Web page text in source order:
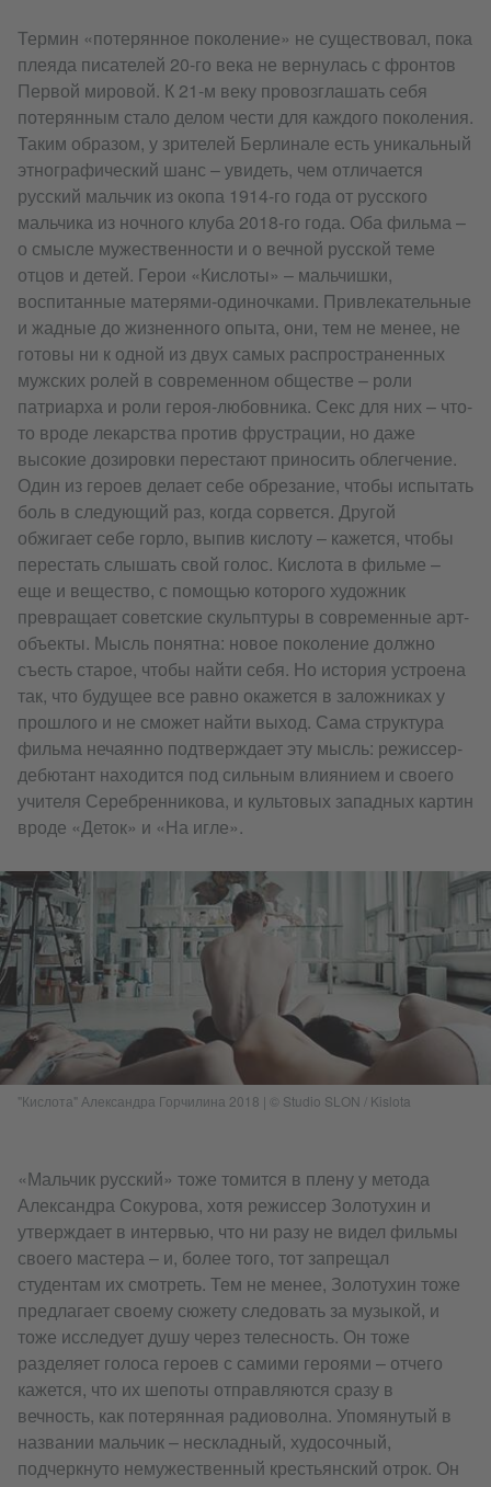
Термин «потерянное поколение» не существовал, пока
плеяда писателей 20-го века не вернулась с фронтов
Первой мировой. К 21-м веку провозглашать себя
потерянным стало делом чести для каждого поколения.
Таким образом, у зрителей Берлинале есть уникальный
этнографический шанс – увидеть, чем отличается
русский мальчик из окопа 1914-го года от русского
мальчика из ночного клуба 2018-го года. Оба фильма –
о смысле мужественности и о вечной русской теме
отцов и детей. Герои «Кислоты» – мальчишки,
воспитанные матерями-одиночками. Привлекательные
и жадные до жизненного опыта, они, тем не менее, не
готовы ни к одной из двух самых распространенных
мужских ролей в современном обществе – роли
патриарха и роли героя-любовника. Секс для них – что-
то вроде лекарства против фрустрации, но даже
высокие дозировки перестают приносить облегчение.
Один из героев делает себе обрезание, чтобы испытать
боль в следующий раз, когда сорвется. Другой
обжигает себе горло, выпив кислоту – кажется, чтобы
перестать слышать свой голос. Кислота в фильме –
еще и вещество, с помощью которого художник
превращает советские скульптуры в современные арт-
объекты. Мысль понятна: новое поколение должно
съесть старое, чтобы найти себя. Но история устроена
так, что будущее все равно окажется в заложниках у
прошлого и не сможет найти выход. Сама структура
фильма нечаянно подтверждает эту мысль: режиссер-
дебютант находится под сильным влиянием и своего
учителя Серебренникова, и культовых западных картин
вроде «Деток» и «На игле».
"Кислота" Александра Горчилина 2018 | © Studio SLON / Kislota​
«Мальчик русский» тоже томится в плену у метода
Александра Сокурова, хотя режиссер Золотухин и
утверждает в интервью, что ни разу не видел фильмы
своего мастера – и, более того, тот запрещал
студентам их смотреть. Тем не менее, Золотухин тоже
предлагает своему сюжету следовать за музыкой, и
тоже исследует душу через телесность. Он тоже
разделяет голоса героев с самими героями – отчего
кажется, что их шепоты отправляются сразу в
вечность, как потерянная радиоволна. Упомянутый в
названии мальчик – нескладный, худосочный,
подчеркнуто немужественный крестьянский отрок. Он